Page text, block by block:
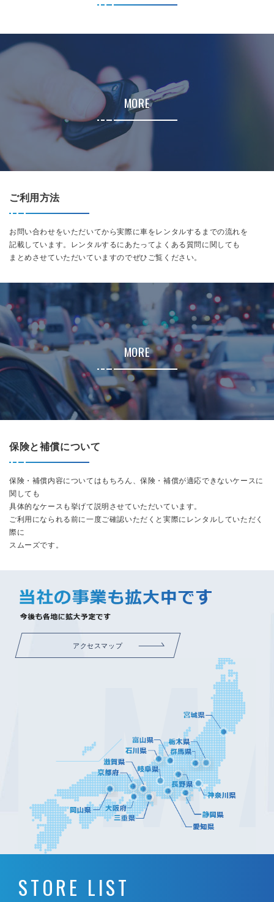
MORE
ご利用方法
お問い合わせをいただいてから実際に車をレンタルするまでの流れを
記載しています。レンタルするにあたってよくある質問に関しても
まとめさせていただいていますのでぜひご覧ください。
MORE
保険と補償について
保険・補償内容についてはもちろん、保険・補償が適応できないケースに
関しても
具体的なケースも挙げて説明させていただいています。
ご利用になられる前に一度ご確認いただくと実際にレンタルしていただく
際に
スムーズです。
アクセスマップ
STORE LIST